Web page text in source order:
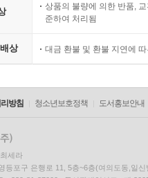
상품의 불량에 의한 반품,
준하여 처리됨
상 대금 환불 및 환불 지연에
방침 청소년보호정책 도서홍보안내
세라
등포구 은행로 11, 5층~6층(여의도동,일신